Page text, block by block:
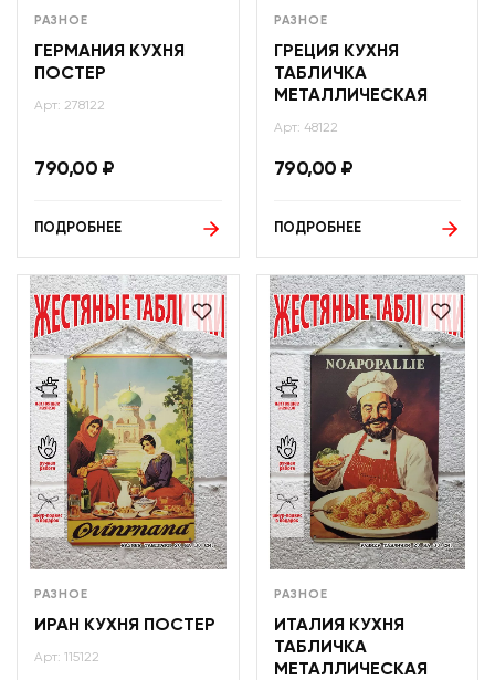
РАЗНОЕ
ГЕРМАНИЯ КУХНЯ
ПОСТЕР
Арт: 278122
790,00 ₽
ПОДРОБНЕЕ
РАЗНОЕ
ГРЕЦИЯ КУХНЯ
ТАБЛИЧКА
МЕТАЛЛИЧЕСКАЯ
Арт: 48122
790,00 ₽
ПОДРОБНЕЕ
РАЗНОЕ
ИРАН КУХНЯ ПОСТЕР
Арт: 115122
РАЗНОЕ
ИТАЛИЯ КУХНЯ
ТАБЛИЧКА
МЕТАЛЛИЧЕСКАЯ